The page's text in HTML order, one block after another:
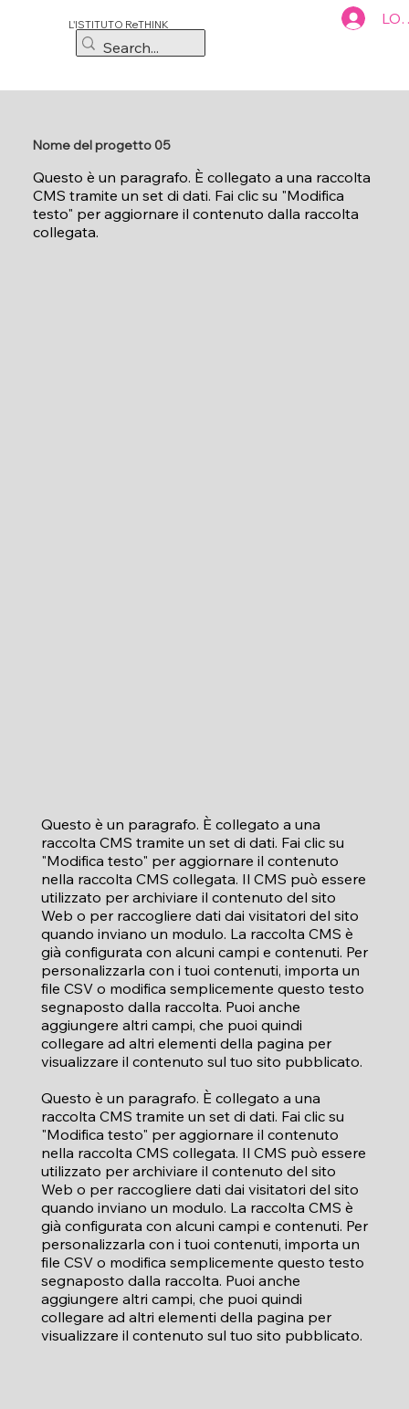
L'ISTITUTO ReTHINK
Nome del progetto 05
Questo è un paragrafo. È collegato a una raccolta
CMS tramite un set di dati. Fai clic su "Modifica
testo" per aggiornare il contenuto dalla raccolta
collegata.
Questo è un paragrafo. È collegato a una
raccolta CMS tramite un set di dati. Fai clic su
"Modifica testo" per aggiornare il contenuto
nella raccolta CMS collegata. Il CMS può essere
utilizzato per archiviare il contenuto del sito
Web o per raccogliere dati dai visitatori del sito
quando inviano un modulo. La raccolta CMS è
già configurata con alcuni campi e contenuti. Per
personalizzarla con i tuoi contenuti, importa un
file CSV o modifica semplicemente questo testo
segnaposto dalla raccolta. Puoi anche
aggiungere altri campi, che puoi quindi
collegare ad altri elementi della pagina per
visualizzare il contenuto sul tuo sito pubblicato.
Questo è un paragrafo. È collegato a una
raccolta CMS tramite un set di dati. Fai clic su
"Modifica testo" per aggiornare il contenuto
nella raccolta CMS collegata. Il CMS può essere
utilizzato per archiviare il contenuto del sito
Web o per raccogliere dati dai visitatori del sito
quando inviano un modulo. La raccolta CMS è
già configurata con alcuni campi e contenuti. Per
personalizzarla con i tuoi contenuti, importa un
file CSV o modifica semplicemente questo testo
segnaposto dalla raccolta. Puoi anche
aggiungere altri campi, che puoi quindi
collegare ad altri elementi della pagina per
visualizzare il contenuto sul tuo sito pubblicato.